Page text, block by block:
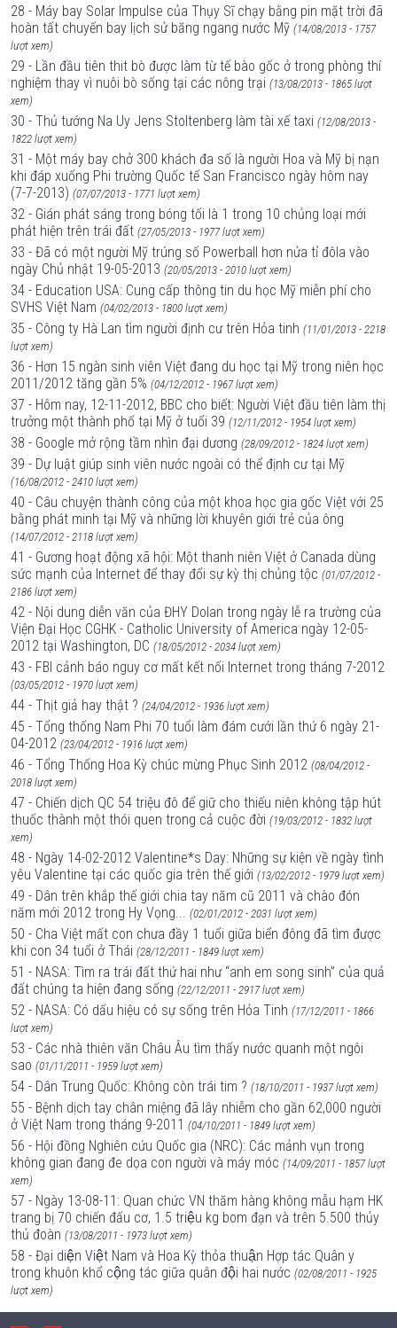
28 - Máy bay Solar Impulse của Thụy Sĩ chạy bằng pin mặt trời đã
hoàn tất chuyến bay lịch sử băng ngang nước Mỹ (14/08/2013 - 1757
lượt xem)
29 - Lần đầu tiên thit bò được làm từ tế bào gốc ở trong phòng thí
nghiệm thay vì nuôi bò sống tại các nông trại (13/08/2013 - 1865 lượt
xem)
30 - Thủ tướng Na Uy Jens Stoltenberg làm tài xế taxi (12/08/2013 -
1822 lượt xem)
31 - Một máy bay chở 300 khách đa số là người Hoa và Mỹ bị nạn
khi đáp xuống Phi trường Quốc tế San Francisco ngày hôm nay
(7-7-2013) (07/07/2013 - 1771 lượt xem)
32 - Gián phát sáng trong bóng tối là 1 trong 10 chủng loại mới
phát hiện trên trái đất (27/05/2013 - 1977 lượt xem)
33 - Đã có một người Mỹ trúng số Powerball hơn nửa tỉ đôla vào
ngày Chủ nhật 19-05-2013 (20/05/2013 - 2010 lượt xem)
34 - Education USA: Cung cấp thông tin du học Mỹ miễn phí cho
SVHS Việt Nam (04/02/2013 - 1800 lượt xem)
35 - Công ty Hà Lan tìm người định cư trên Hỏa tinh (11/01/2013 - 2218
lượt xem)
36 - Hơn 15 ngàn sinh viên Việt đang du học tại Mỹ trong niên học
2011/2012 tăng gần 5% (04/12/2012 - 1967 lượt xem)
37 - Hôm nay, 12-11-2012, BBC cho biết: Người Việt đầu tiên làm thị
trưởng một thành phố tại Mỹ ở tuổi 39 (12/11/2012 - 1954 lượt xem)
38 - Google mở rộng tầm nhìn đại dương (28/09/2012 - 1824 lượt xem)
39 - Dự luật giúp sinh viên nước ngoài có thể định cư tại Mỹ
(16/08/2012 - 2410 lượt xem)
40 - Câu chuyện thành công của một khoa học gia gốc Việt với 25
bằng phát minh tại Mỹ và những lời khuyên giới trẻ của ông
(14/07/2012 - 2118 lượt xem)
41 - Gương hoạt động xã hội: Một thanh niên Việt ở Canada dùng
sức mạnh của Internet để thay đổi sự kỳ thị chủng tộc (01/07/2012 -
2186 lượt xem)
42 - Nội dung diễn văn của ĐHY Dolan trong ngày lễ ra trường của
Viện Đại Học CGHK - Catholic University of America ngày 12-05-
2012 tại Washington, DC (18/05/2012 - 2034 lượt xem)
43 - FBI cảnh báo nguy cơ mất kết nối Internet trong tháng 7-2012
(03/05/2012 - 1970 lượt xem)
44 - Thịt giả hay thật ? (24/04/2012 - 1936 lượt xem)
45 - Tổng thống Nam Phi 70 tuổi làm đám cưới lần thứ 6 ngày 21-
04-2012 (23/04/2012 - 1916 lượt xem)
46 - Tổng Thống Hoa Kỳ chúc mừng Phục Sinh 2012 (08/04/2012 -
2018 lượt xem)
47 - Chiến dịch QC 54 triệu đô để giữ cho thiếu niên không tập hút
thuốc thành một thói quen trong cả cuộc đời (19/03/2012 - 1832 lượt
xem)
48 - Ngày 14-02-2012 Valentine*s Day: Những sự kiện về ngày tình
yêu Valentine tại các quốc gia trên thế giới (13/02/2012 - 1979 lượt xem)
49 - Dân trên khắp thế giới chia tay năm cũ 2011 và chào đón
năm mới 2012 trong Hy Vọng... (02/01/2012 - 2031 lượt xem)
50 - Cha Việt mất con chưa đầy 1 tuổi giữa biển đông đã tìm được
khi con 34 tuổi ở Thái (28/12/2011 - 1849 lượt xem)
51 - NASA: Tìm ra trái đất thứ hai như “anh em song sinh” của quả
đất chúng ta hiện đang sống (22/12/2011 - 2917 lượt xem)
52 - NASA: Có dấu hiệu có sự sống trên Hỏa Tinh (17/12/2011 - 1866
lượt xem)
53 - Các nhà thiên văn Châu Âu tìm thấy nước quanh một ngôi
sao (01/11/2011 - 1959 lượt xem)
54 - Dân Trung Quốc: Không còn trái tim ? (18/10/2011 - 1937 lượt xem)
55 - Bệnh dịch tay chân miệng đã lây nhiễm cho gần 62,000 người
ở Việt Nam trong tháng 9-2011 (04/10/2011 - 1849 lượt xem)
56 - Hội đồng Nghiên cứu Quốc gia (NRC): Các mảnh vụn trong
không gian đang đe dọa con người và máy móc (14/09/2011 - 1857 lượt
xem)
57 - Ngày 13-08-11: Quan chức VN thăm hàng không mẫu hạm HK
trang bị 70 chiến đấu cơ, 1.5 triệu kg bom đạn và trên 5.500 thủy
thủ đoàn (13/08/2011 - 1973 lượt xem)
58 - Đại diện Việt Nam và Hoa Kỳ thỏa thuận Hợp tác Quân y
trong khuôn khổ cộng tác giữa quân đội hai nước (02/08/2011 - 1925
lượt xem)